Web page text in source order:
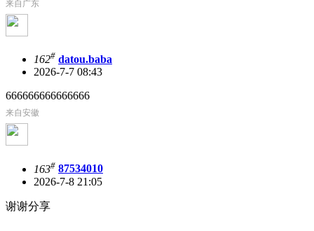
来自广东
162# datou.baba
2026-7-7 08:43
666666666666666
来自安徽
163# 87534010
2026-7-8 21:05
谢谢分享